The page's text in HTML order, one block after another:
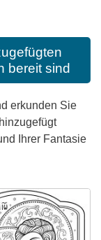
bereit sind
erkunden Sie
Ihrer Fantasie